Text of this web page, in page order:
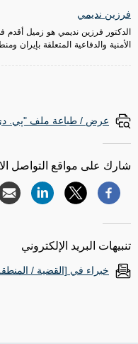
فرزين نديمي
الدكتور فرزين نديمي هو زميل
الأمنية والدفاعية المتعلقة بإيران
عرض / طباعة ملف "پي.
شارك على مواقع التواصل
تنبيهات البريد الإلكتروني
خبراء في [القضية /